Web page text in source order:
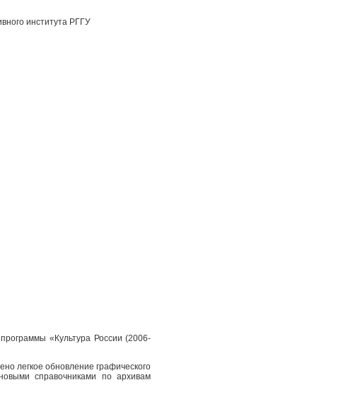
института РГГУ
«Культура России (2006-
легкое обновление графического
справочниками по архивам